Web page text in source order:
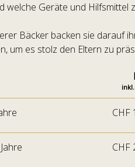
welche Geräte und Hilfsmittel
Bäcker backen sie darauf
um es stolz den Eltern zu
CHF
CHF